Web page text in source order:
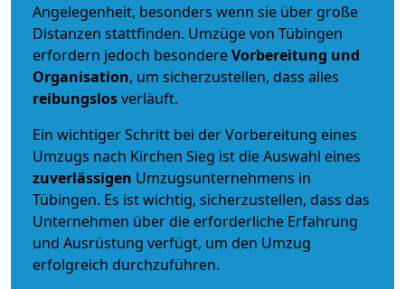
Angelegenheit, besonders wenn sie über große
Distanzen stattfinden. Umzüge von Tübingen
erfordern jedoch besondereVorbereitung und
Organisation, um sicherzustellen, dass alles
reibungslosverläuft.
Ein wichtiger Schritt bei der Vorbereitung eines
Umzugs nach Kirchen Sieg ist die Auswahl eines
zuverlässigen Umzugsunternehmens in
Tübingen. Es ist wichtig, sicherzustellen, dass das
Unternehmen über die erforderliche Erfahrung
und Ausrüstung verfügt, um den Umzug
erfolgreich durchzuführen.